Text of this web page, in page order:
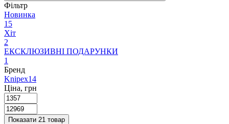
Фільтр
Новинка
15
Хіт
2
ЕКСКЛЮЗИВНІ ПОДАРУНКИ
1
Бренд
Knipex14
Ціна, грн
Показати 21 товар